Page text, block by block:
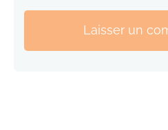
Laisser un